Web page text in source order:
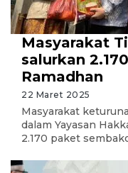
Masyarakat
salurkan
Ramadhan
22 Maret 2025
Masyarakat
dalam Yayasan
2.170 paket